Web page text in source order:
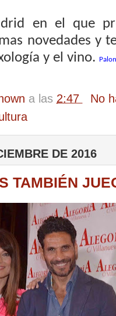
en el que
novedades y
y el vino.
a las 2:47
No
DE 2016
TAMBIÉN